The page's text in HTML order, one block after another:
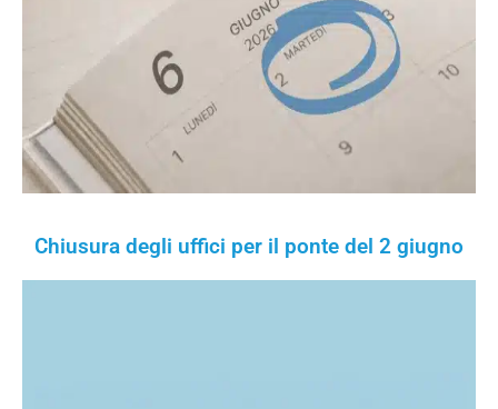
Chiusura degli uffici per il ponte del 2 giugno